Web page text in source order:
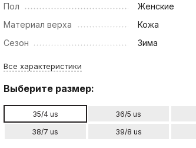
Пол
Женские
Материал верха
Кожа
Сезон
Зима
Все характеристики
Выберите размер:
35/4 us 36/5 us
38/7 us
39/8 us